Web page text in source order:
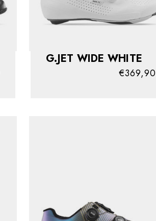
G.JET WIDE WHITE
€369,90